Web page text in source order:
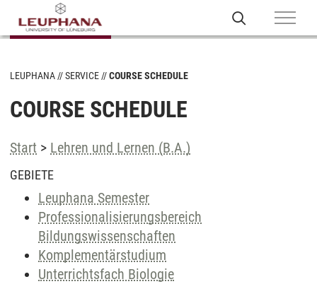
LEUPHANA SERVICE COURSE SCHEDULE
COURSE SCHEDULE
Start > Lehren und Lernen (B.A.)
GEBIETE
Leuphana Semester
Professionalisierungsbereich
Bildungswissenschaften
Komplementärstudium
Unterrichtsfach Biologie